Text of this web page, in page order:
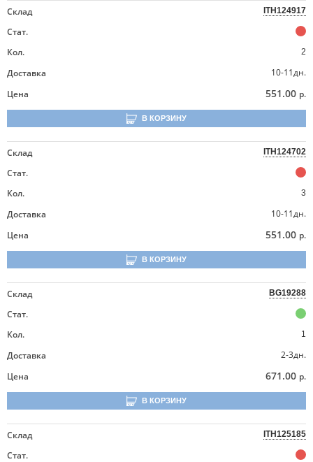
Склад ITH124917
Стат.
Кол.
2
Доставка
10-11дн.
Цена
551.00 р.
В КОРЗИНУ
Склад ITH124702
Стат.
Кол.
3
Доставка
10-11дн.
Цена
551.00 р.
В КОРЗИНУ
Склад BG19288
Стат.
Кол.
1
Доставка
2-3дн.
Цена
671.00 р.
В КОРЗИНУ
Склад ITH125185
Стат.